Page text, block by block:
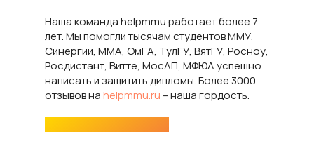
Наша команда helpmmu работает более 7
лет. Мы помогли тысячам студентов ММУ,
Синергии, ММА, ОмГА, ТулГУ, ВятГУ, Росноу,
Росдистант, Витте, МосАП, МФЮА успешно
написать и защитить дипломы. Более 3000
отзывов наhelpmmu.ru – наша гордость.